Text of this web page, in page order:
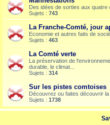
Des idées de sorties aux quatre
Sujets : 743
La Franche-Comté, jour
Economie et autres faits de
Sujets : 463
La Comté verte
La préservation de
durable, le climat...
Sujets : 314
Sur les pistes comtoises
Découvrez ou faites découvrir
Sujets : 1738